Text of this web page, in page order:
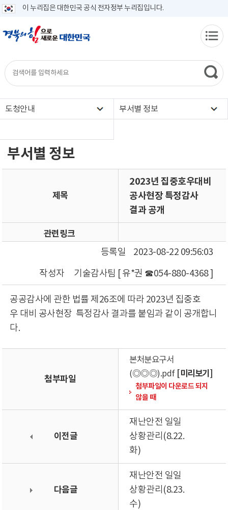
이 누리집은 대한민국 공식 전자정부 누리집입니다.
도청안내 부서별 정보
부서별 정보
제목
2023년 집중호우대비
공사현장 특정감사
결과 공개
관련링크
등록일
2023-08-22 09:56:03
작성자
기술감사팀 [ 유*권 ☎054-880-4368 ]
공공감사에 관한 법률 제26조에 따라 2023년 집중호
우 대비 공사현장 특정감사 결과를 붙임과 같이 공개합니
다.
첨부파일
본처분요구서
(◎◎◎).pdf [미리보기]
첨부파일이 다운로드 되지
않을 때
이전글
재난안전 일일
상황관리(8.22.
화)
다음글
재난안전 일일
상황관리(8.23.
수)